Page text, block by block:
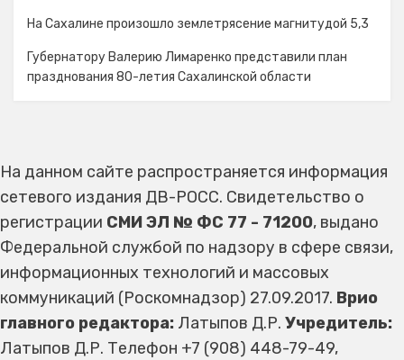
На Сахалине произошло землетрясение магнитудой 5,3
Губернатору Валерию Лимаренко представили план
празднования 80-летия Сахалинской области
На данном сайте распространяется информация
сетевого издания ДВ-РОСС. Свидетельство о
регистрации СМИ ЭЛ № ФС 77 - 71200, выдано
Федеральной службой по надзору в сфере связи,
информационных технологий и массовых
коммуникаций (Роскомнадзор) 27.09.2017. Врио
главного редактора: Латыпов Д.Р. Учредитель:
Латыпов Д.Р. Телефон +7 (908) 448-79-49,